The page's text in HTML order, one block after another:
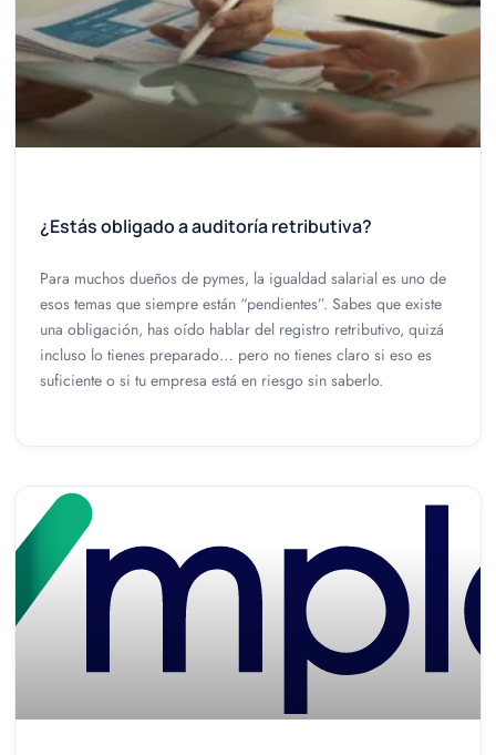
¿Estás obligado a auditoría retributiva?
Para muchos dueños de pymes, la igualdad salarial es uno de
esos temas que siempre están “pendientes”. Sabes que existe
una obligación, has oído hablar del registro retributivo, quizá
incluso lo tienes preparado… pero no tienes claro si eso es
suficiente o si tu empresa está en riesgo sin saberlo.